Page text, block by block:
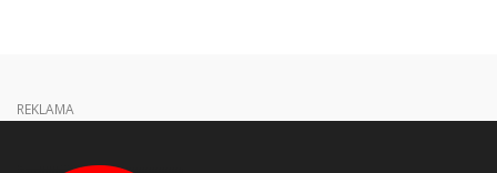
REKLAMA